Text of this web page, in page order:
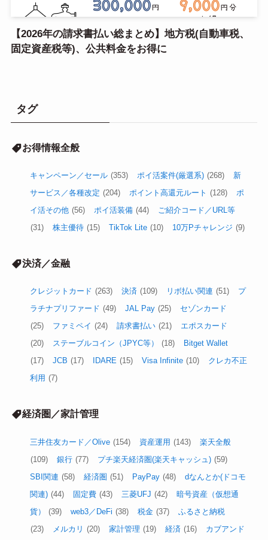
【2026年の請求書払い総まとめ】地方税(自動車税、
固定資産税等)、公共料金をお得に
タグ
お得情報全般
キャンペーン／セール (353) ポイ活案件(厳選系) (268)
新
サービス／各種改定 (204) ポイント高還元ルート (128)
ポ
イ活その他 (56) ポイ活装備 (44)
ご紹介コード／URL等
(31)
株主優待 (15) TikTok Lite (10) 10万Pチャレンジ (9)
決済／金融
クレジットカード (263) 決済 (109) リボ払い関連 (51)
プ
ラチナプリファード (49) JAL Pay (25)
セゾンカード
(25)
ファミペイ (24) 請求書払い (21)
エポスカード
(20)
ステーブルコイン（JPYC等） (18)
Bitget Wallet
(17)
JCB (17) IDARE (15) Visa Infinite (10)
クレカ不正
利用 (7)
経済圏／家計管理
三井住友カード／Olive (154) 資産運用 (143)
楽天全般
(109)
銀行 (77) プチ楽天経済圏(楽天キャッシュ) (59)
SBI関連 (58) 経済圏 (51) PayPay (48)
dなんとか(ドコモ
関連) (44) 固定費 (43) 三菱UFJ (42)
暗号資産（仮想通
貨）
(39) web3／DeFi (38) 税金 (37)
ふるさと納税
(23)
メルカリ (20) 家計管理 (19) 経済 (16)
カブアンド